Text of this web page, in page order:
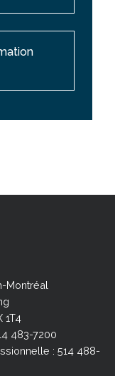
Montréal
1T4
483-7200
: 514 488-